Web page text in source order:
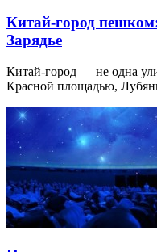
Китай-город
Зарядье
Китай-город — не одна
Красной площадью,